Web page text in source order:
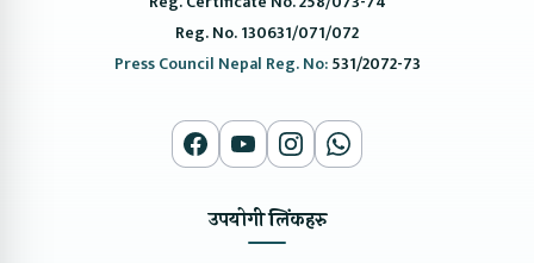
Reg. No. 130631/071/072
Press Council Nepal Reg. No:531/2072-73
उपयोगी लिंकहरु